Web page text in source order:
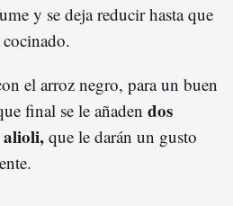
y se deja reducir hasta que
el arroz negro, para un buen
final se le añaden dos
alioli,que le darán un gusto